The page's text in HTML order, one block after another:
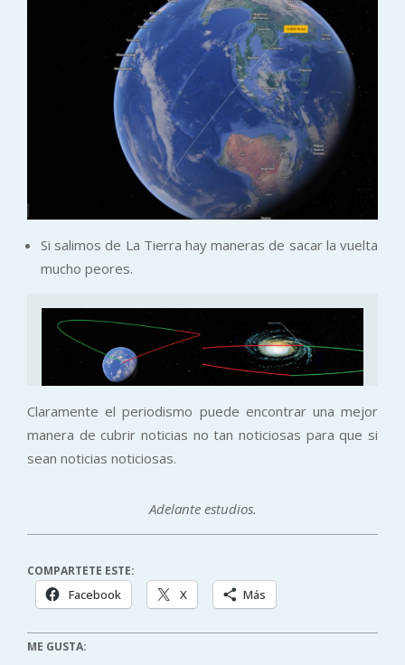
Si salimos de La Tierra hay maneras de sacar la vuelta
mucho peores.
Claramente el periodismo puede encontrar una mejor
manera de cubrir noticias no tan noticiosas para que si
sean noticias noticiosas.
Adelante estudios.
COMPARTETE ESTE:
Facebook X Más
ME GUSTA: